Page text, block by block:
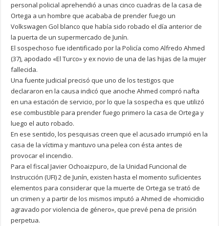
personal policial aprehendió a unas cinco cuadras de la casa de
Ortega a un hombre que acababa de prender fuego un
Volkswagen Gol blanco que había sido robado el día anterior de
la puerta de un supermercado de Junín.
El sospechoso fue identificado por la Policía como Alfredo Ahmed
(37), apodado «El Turco» y ex novio de una de las hijas de la mujer
fallecida.
Una fuente judicial precisó que uno de los testigos que
declararon en la causa indicó que anoche Ahmed compró nafta
en una estación de servicio, por lo que la sospecha es que utilizó
ese combustible para prender fuego primero la casa de Ortega y
luego el auto robado.
En ese sentido, los pesquisas creen que el acusado irrumpió en la
casa de la víctima y mantuvo una pelea con ésta antes de
provocar el incendio.
Para el fiscal Javier Ochoaizpuro, de la Unidad Funcional de
Instrucción (UFI) 2 de Junín, existen hasta el momento suficientes
elementos para considerar que la muerte de Ortega se trató de
un crimen y a partir de los mismos imputó a Ahmed de «homicidio
agravado por violencia de género», que prevé pena de prisión
perpetua.